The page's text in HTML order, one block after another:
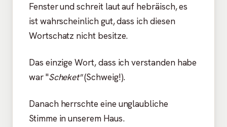
Fenster und schreit laut auf hebräisch, es
ist wahrscheinlich gut, dass ich diesen
Wortschatz nicht besitze.
Das einzige Wort, dass ich verstanden habe
war "Scheket"(Schweig!).
Danach herrschte eine unglaubliche
Stimme in unserem Haus.